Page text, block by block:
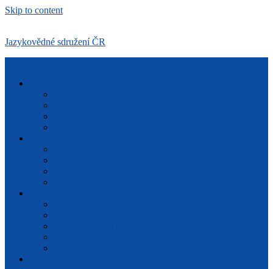
Skip to content
Jazykovědné sdružení ČR